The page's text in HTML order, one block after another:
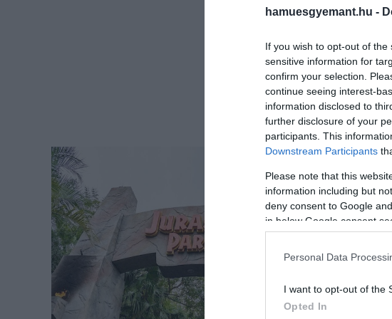
hamuesgyemant.hu -
If you wish to opt-out of
sensitive information for
confirm your selection.
continue seeing interest-
information disclosed to
further disclosure of your
participants. This
Downstream Participants
Please note that this
information including but
deny consent to Google
in below Google consent
Personal Data
I want to opt-out of the
Opted In